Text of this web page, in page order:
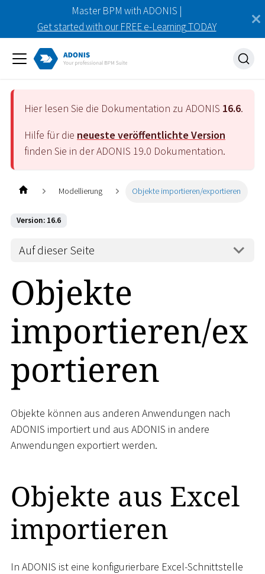
Master BPM with ADONIS |
Get started with our FREE e-Learning TODAY
Hier lesen Sie die Dokumentation zu ADONIS 16.6.
Hilfe für die neueste veröffentlichte Version
finden Sie in der ADONIS 19.0 Dokumentation.
Modellierung Objekte importieren/exportieren
Version: 16.6
Auf dieser Seite
Objekte
importieren/ex
portieren
Objekte können aus anderen Anwendungen nach
ADONIS importiert und aus ADONIS in andere
Anwendungen exportiert werden.
Objekte aus Excel
importieren
In ADONIS ist eine konfigurierbare Excel-Schnittstelle